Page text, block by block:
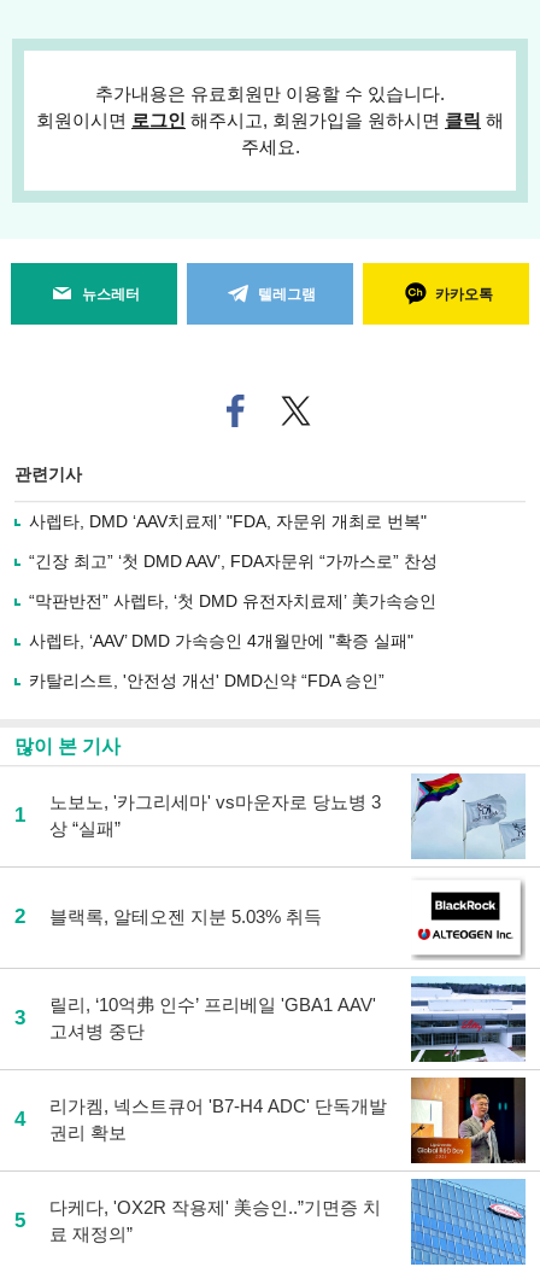
추가내용은 유료회원만 이용할 수 있습니다.
회원이시면 로그인 해주시고, 회원가입을 원하시면 클릭 해
주세요.
뉴스레터 텔레그램 카카오톡
페
이
로
사
유
기
트위
터로
관련기사
사렙타, DMD ‘AAV치료제’ "FDA, 자문위 개최로 번복"
“긴장 최고” ‘첫 DMD AAV’, FDA자문위 “가까스로” 찬성
“막판반전” 사렙타, ‘첫 DMD 유전자치료제’ 美가속승인
사렙타, ‘AAV’ DMD 가속승인 4개월만에 "확증 실패"
카탈리스트, '안전성 개선' DMD신약 “FDA 승인”
많이 본 기사
1
노보노, '카그리세마' vs마운자로 당뇨병 3
상 “실패”
2 블랙록, 알테오젠 지분 5.03% 취득
3
릴리, ‘10억弗 인수’ 프리베일 'GBA1 AAV'
고셔병 중단
4
리가켐, 넥스트큐어 'B7-H4 ADC' 단독개발
권리 확보
5
다케다, 'OX2R 작용제' 美승인..”기면증 치
료 재정의”